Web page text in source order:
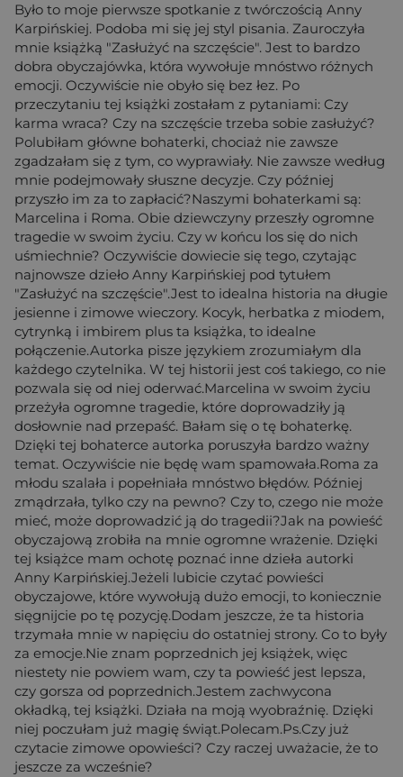
Było to moje pierwsze spotkanie z twórczością Anny
Karpińskiej. Podoba mi się jej styl pisania. Zauroczyła
mnie książką "Zasłużyć na szczęście". Jest to bardzo
dobra obyczajówka, która wywołuje mnóstwo różnych
emocji. Oczywiście nie obyło się bez łez. Po
przeczytaniu tej książki zostałam z pytaniami: Czy
karma wraca? Czy na szczęście trzeba sobie zasłużyć?
Polubiłam główne bohaterki, chociaż nie zawsze
zgadzałam się z tym, co wyprawiały. Nie zawsze według
mnie podejmowały słuszne decyzje. Czy później
przyszło im za to zapłacić?Naszymi bohaterkami są:
Marcelina i Roma. Obie dziewczyny przeszły ogromne
tragedie w swoim życiu. Czy w końcu los się do nich
uśmiechnie? Oczywiście dowiecie się tego, czytając
najnowsze dzieło Anny Karpińskiej pod tytułem
"Zasłużyć na szczęście".Jest to idealna historia na długie
jesienne i zimowe wieczory. Kocyk, herbatka z miodem,
cytrynką i imbirem plus ta książka, to idealne
połączenie.Autorka pisze językiem zrozumiałym dla
każdego czytelnika. W tej historii jest coś takiego, co nie
pozwala się od niej oderwać.Marcelina w swoim życiu
przeżyła ogromne tragedie, które doprowadziły ją
dosłownie nad przepaść. Bałam się o tę bohaterkę.
Dzięki tej bohaterce autorka poruszyła bardzo ważny
temat. Oczywiście nie będę wam spamowała.Roma za
młodu szalała i popełniała mnóstwo błędów. Później
zmądrzała, tylko czy na pewno? Czy to, czego nie może
mieć, może doprowadzić ją do tragedii?Jak na powieść
obyczajową zrobiła na mnie ogromne wrażenie. Dzięki
tej książce mam ochotę poznać inne dzieła autorki
Anny Karpińskiej.Jeżeli lubicie czytać powieści
obyczajowe, które wywołują dużo emocji, to koniecznie
sięgnijcie po tę pozycję.Dodam jeszcze, że ta historia
trzymała mnie w napięciu do ostatniej strony. Co to były
za emocje.Nie znam poprzednich jej książek, więc
niestety nie powiem wam, czy ta powieść jest lepsza,
czy gorsza od poprzednich.Jestem zachwycona
okładką, tej książki. Działa na moją wyobraźnię. Dzięki
niej poczułam już magię świąt.Polecam.Ps.Czy już
czytacie zimowe opowieści? Czy raczej uważacie, że to
jeszcze za wcześnie?